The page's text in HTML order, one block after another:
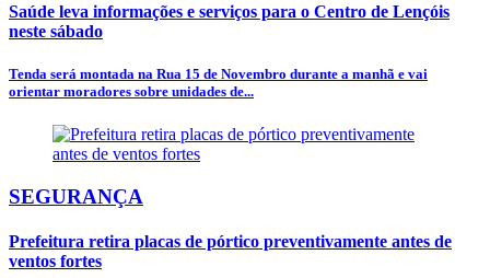
Saúde leva informações e serviços para o Centro de Lençóis
neste sábado
Tenda será montada na Rua 15 de Novembro durante a manhã e vai
orientar moradores sobre unidades de...
SEGURANÇA
Prefeitura retira placas de pórtico preventivamente antes de
ventos fortes